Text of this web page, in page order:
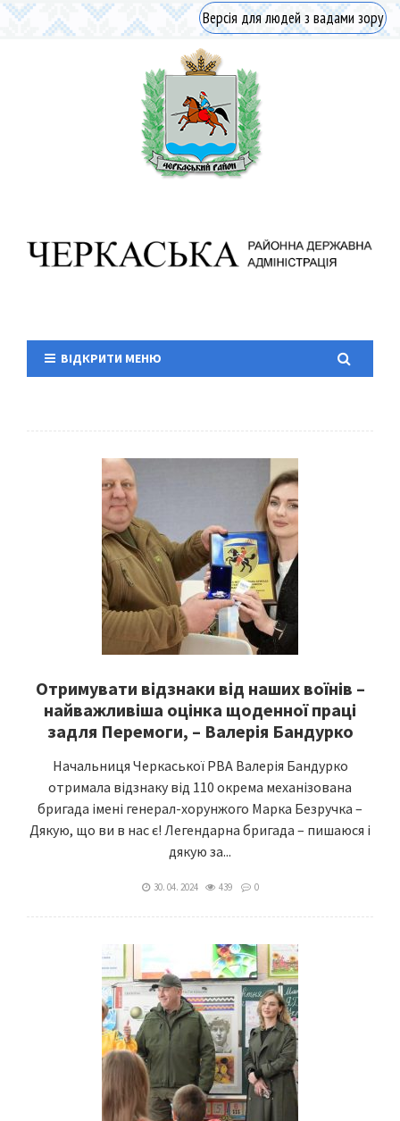
Версія для людей з вадами зору
ВІДКРИТИ МЕНЮ
Отримувати відзнаки від наших воїнів –
найважливіша оцінка щоденної праці
задля Перемоги, – Валерія Бандурко
Начальниця Черкаської РВА Валерія Бандурко
отримала відзнаку від 110 окрема механізована
бригада імені генерал-хорунжого Марка Безручка –
Дякую, що ви в нас є! Легендарна бригада – пишаюся і
дякую за...
30. 04. 2024 439 0